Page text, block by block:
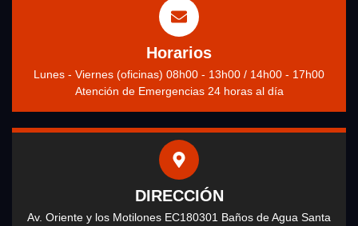
Horarios
Lunes - Viernes (oficinas) 08h00 - 13h00 / 14h00 - 17h00
Atención de Emergencias 24 horas al día
DIRECCIÓN
Av. Oriente y los Motilones EC180301 Baños de Agua Santa